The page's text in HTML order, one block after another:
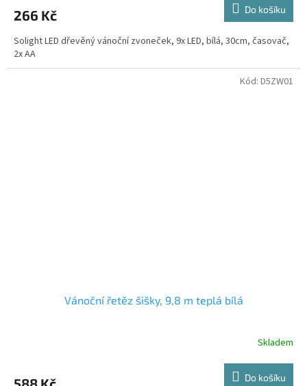
266 Kč Do košíku
Solight LED dřevěný vánoční zvoneček, 9x LED, bílá, 30cm, časovač,
2x AA
Vánoční řetěz šišky, 9,8 m teplá bílá
Skladem
Do košíku
Kód: D5ZW01